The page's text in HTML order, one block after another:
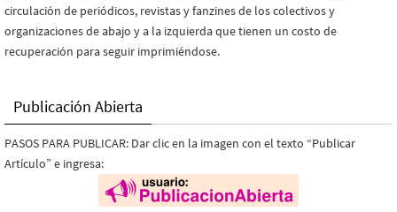
circulación de periódicos, revistas y fanzines de los colectivos y
organizaciones de abajo y a la izquierda que tienen un costo de
recuperación para seguir imprimiéndose.
Publicación Abierta
PASOS PARA PUBLICAR: Dar clic en la imagen con el texto “Publicar
Artículo” e ingresa: